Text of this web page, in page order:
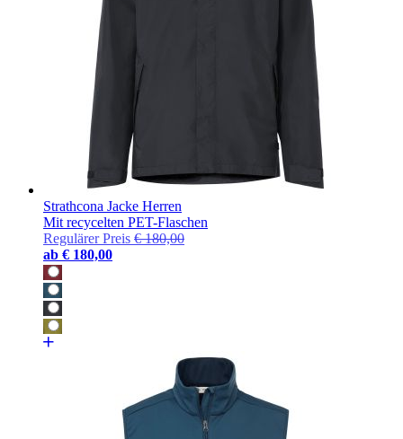
Strathcona Jacke Herren
Mit recycelten PET-Flaschen
Regulärer Preis € 180,00
ab € 180,00